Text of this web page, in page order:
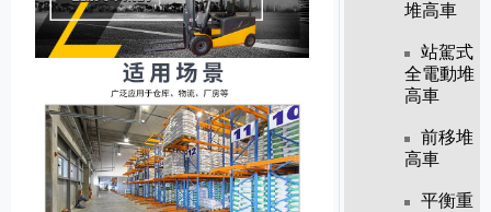
堆高車
站駕式
全電動堆
高車
前移堆
高車
平衡重